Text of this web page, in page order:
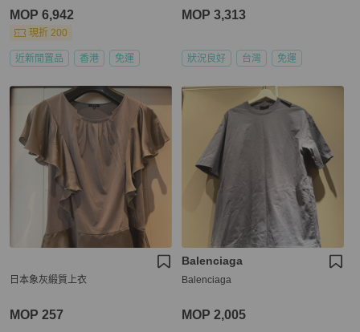
MOP 6,942
現折 200
近新閒置品 香港 免運
MOP 3,313
狀況良好 台灣 免運
日本象灰緞質上衣
MOP 257
Balenciaga
Balenciaga
MOP 2,005